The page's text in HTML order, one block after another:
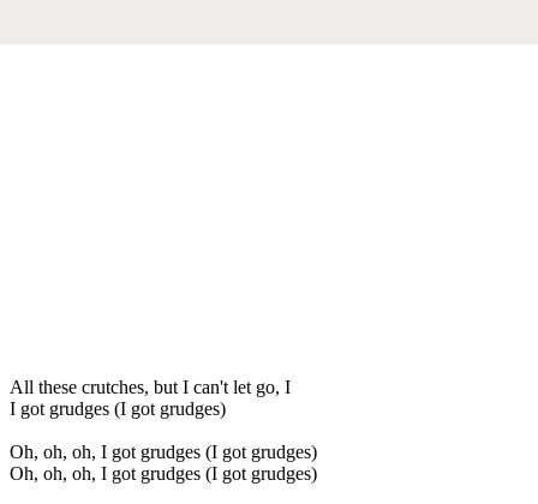
All these crutches, but I can't let go, I
I got grudges (I got grudges)
Oh, oh, oh, I got grudges (I got grudges)
Oh, oh, oh, I got grudges (I got grudges)